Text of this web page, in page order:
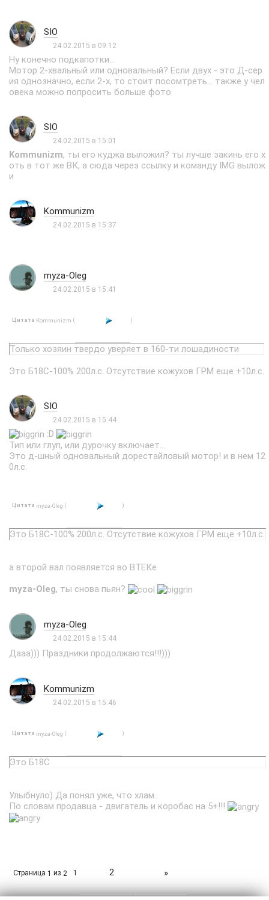
SIO
24.02.2015 в 09:12
Ну конечно подкапотки...
Мотор 2-хвальный или одновальный? Если двух - это Д-сер
ия однозначно, если 2-х, то стоит посомтреть... также у чел
овека можно попросить больше фото
SIO
24.02.2015 в 15:01
Kommunizm, ты его куджа выложил? ты лучше закинь его х
оть в тот же ВК, а сюда через ссылку и команду IMG вылож
и
Kommunizm
24.02.2015 в 15:37
myza-Oleg
24.02.2015 в 15:41
Цитата Kommunizm ( )
Только хозяин твердо уверяет в 160-ти лошадиности
Это Б18С-100% 200л.с. Отсутствие кожухов ГРМ еще +10л.с.
SIO
24.02.2015 в 15:44
:D
Тип или глуп, или дурочку включает...
Это д-шный одновальный дорестайловый мотор! и в нем 12
0л.с.
Цитата myza-Oleg ( )
Это Б18С-100% 200л.с. Отсутствие кожухов ГРМ еще +10л.с.
а второй вал появляется во ВТЕКе
myza-Oleg, ты снова пьян?
myza-Oleg
24.02.2015 в 15:44
Дааа))) Праздники продолжаются!!!)))
Kommunizm
24.02.2015 в 15:46
Цитата myza-Oleg ( )
Это Б18С
Улыбнуло) Да понял уже, что хлам..
По словам продавца - двигатель и коробас на 5+!!!
Страница 1 из 2 1 2 »